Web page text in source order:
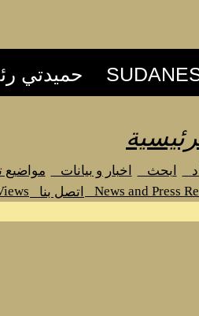
ابحث اخبار و بيانات مواضيع
News and Press
اتصل بنا